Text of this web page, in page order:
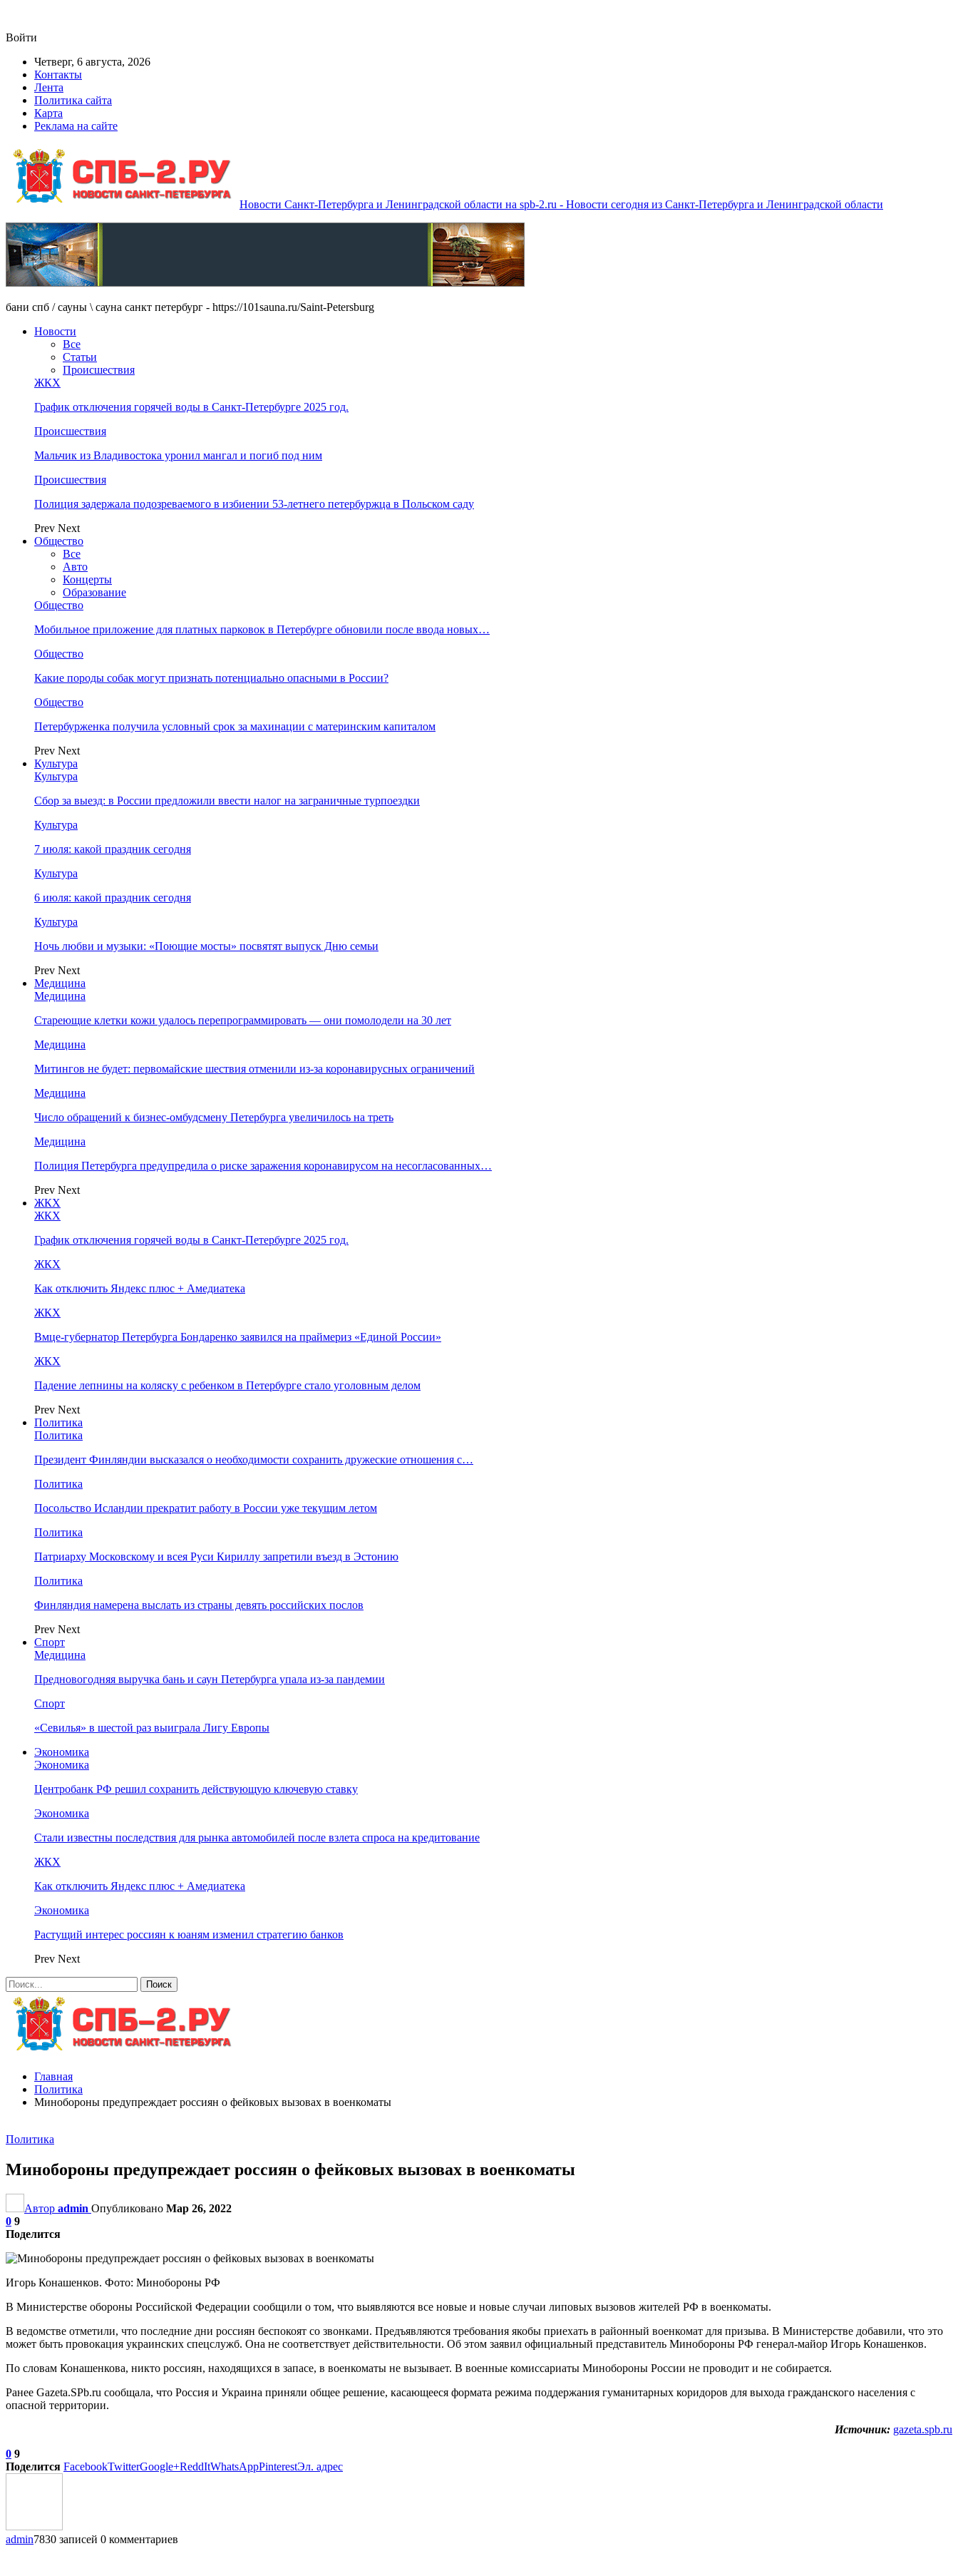
Войти
Четверг, 6 августа, 2026
Контакты
Лента
Политика сайта
Карта
Реклама на сайте
Новости Санкт-Петербурга и Ленинградской области на spb-2.ru - Новости сегодня из Санкт-Петербурга и Ленинградской области
бани спб / сауны \ сауна санкт петербург - https://101sauna.ru/Saint-Petersburg
Новости
Все
Статьи
Происшествия
ЖКХ
График отключения горячей воды в Санкт-Петербурге 2025 год.
Происшествия
Мальчик из Владивостока уронил мангал и погиб под ним
Происшествия
Полиция задержала подозреваемого в избиении 53-летнего петербуржца в Польском саду
Prev Next
Общество
Все
Авто
Концерты
Образование
Общество
Мобильное приложение для платных парковок в Петербурге обновили после ввода новых…
Общество
Какие породы собак могут признать потенциально опасными в России?
Общество
Петербурженка получила условный срок за махинации с материнским капиталом
Prev Next
Культура
Культура
Сбор за выезд: в России предложили ввести налог на заграничные турпоездки
Культура
7 июля: какой праздник сегодня
Культура
6 июля: какой праздник сегодня
Культура
Ночь любви и музыки: «Поющие мосты» посвятят выпуск Дню семьи
Prev Next
Медицина
Медицина
Стареющие клетки кожи удалось перепрограммировать — они помолодели на 30 лет
Медицина
Митингов не будет: первомайские шествия отменили из-за коронавирусных ограничений
Медицина
Число обращений к бизнес-омбудсмену Петербурга увеличилось на треть
Медицина
Полиция Петербурга предупредила о риске заражения коронавирусом на несогласованных…
Prev Next
ЖКХ
ЖКХ
График отключения горячей воды в Санкт-Петербурге 2025 год.
ЖКХ
Как отключить Яндекс плюс + Амедиатека
ЖКХ
Вмце-губернатор Петербурга Бондаренко заявился на праймериз «Единой России»
ЖКХ
Падение лепнины на коляску с ребенком в Петербурге стало уголовным делом
Prev Next
Политика
Политика
Президент Финляндии высказался о необходимости сохранить дружеские отношения с…
Политика
Посольство Исландии прекратит работу в России уже текущим летом
Политика
Патриарху Московскому и всея Руси Кириллу запретили въезд в Эстонию
Политика
Финляндия намерена выслать из страны девять российских послов
Prev Next
Спорт
Медицина
Предновогодняя выручка бань и саун Петербурга упала из-за пандемии
Спорт
«Севилья» в шестой раз выиграла Лигу Европы
Экономика
Экономика
Центробанк РФ решил сохранить действующую ключевую ставку
Экономика
Стали известны последствия для рынка автомобилей после взлета спроса на кредитование
ЖКХ
Как отключить Яндекс плюс + Амедиатека
Экономика
Растущий интерес россиян к юаням изменил стратегию банков
Prev Next
Главная
Политика
Минобороны предупреждает россиян о фейковых вызовах в военкоматы
Политика
Минобороны предупреждает россиян о фейковых вызовах в военкоматы
Автор admin Опубликовано Мар 26, 2022
0 9
Поделится
Игорь Конашенков. Фото: Минобороны РФ
В Министерстве обороны Российской Федерации сообщили о том, что выявляются все новые и новые случаи липовых вызовов жителей РФ в военкоматы.
В ведомстве отметили, что последние дни россиян беспокоят со звонками. Предъявляются требования якобы приехать в районный военкомат для призыва. В Министерстве добавили, что это
может быть провокация украинских спецслужб. Она не соответствует действительности. Об этом заявил официальный представитель Минобороны РФ генерал-майор Игорь Конашенков.
По словам Конашенкова, никто россиян, находящихся в запасе, в военкоматы не вызывает. В военные комиссариаты Минобороны России не проводит и не собирается.
Ранее Gazeta.SPb.ru сообщала, что Россия и Украина приняли общее решение, касающееся формата режима поддержания гуманитарных коридоров для выхода гражданского населения с
опасной территории.
Источник: gazeta.spb.ru
0 9
Поделится FacebookTwitterGoogle+ReddItWhatsAppPinterestЭл. адрес
admin7830 записей 0 комментариев